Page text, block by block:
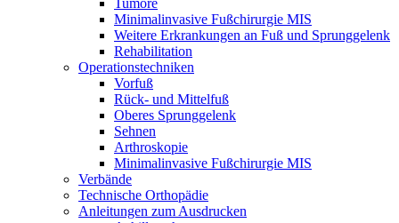
Tumore
Minimalinvasive Fußchirurgie MIS
Weitere Erkrankungen an Fuß und Sprunggelenk
Rehabilitation
Operations­techniken
Vorfuß
Rück- und Mittelfuß
Oberes Sprunggelenk
Sehnen
Arthroskopie
Minimalinvasive Fußchirurgie MIS
Verbände
Technische Orthopädie
Anleitungen zum Ausdrucken